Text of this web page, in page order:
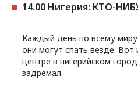
14.00 Нигерия: КТО-
Каждый день по всему
они могут спать везде.
центре в нигерийском
задремал.